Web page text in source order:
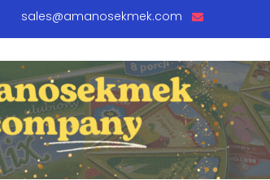
sales@amanosekmek.com